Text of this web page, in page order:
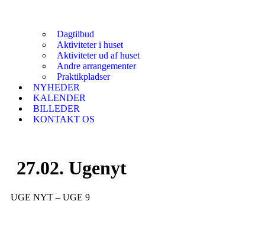
Dagtilbud
Aktiviteter i huset
Aktiviteter ud af huset
Andre arrangementer
Praktikpladser
NYHEDER
KALENDER
BILLEDER
KONTAKT OS
27.02. Ugenyt
UGE NYT – UGE 9